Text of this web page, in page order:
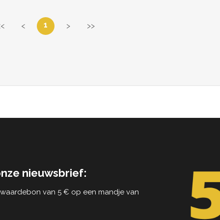
< 1 > >>
nieuwsbrief:
van 5 € op een mandje van